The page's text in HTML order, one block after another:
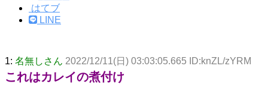
はてブ
LINE
1: 名無しさん 2022/12/11(日) 03:03:05.665 ID:knZL/zYRM
これはカレイの煮付け